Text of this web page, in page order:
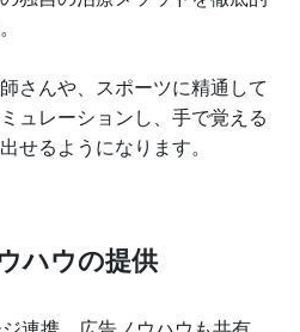
さんや、スポーツに精通して
ュレーションし、手で覚える
せるようになります。
ハウの提供